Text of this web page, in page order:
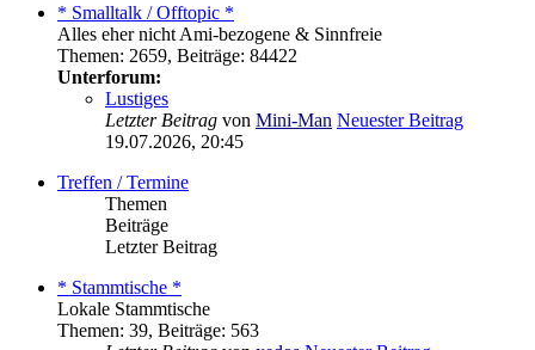
* Smalltalk / Offtopic *
Alles eher nicht Ami-bezogene & Sinnfreie
Themen: 2659, Beiträge: 84422
Unterforum:
Lustiges
Letzter Beitrag von Mini-Man Neuester Beitrag
19.07.2026, 20:45
Treffen / Termine
Themen
Beiträge
Letzter Beitrag
* Stammtische *
Lokale Stammtische
Themen: 39, Beiträge: 563